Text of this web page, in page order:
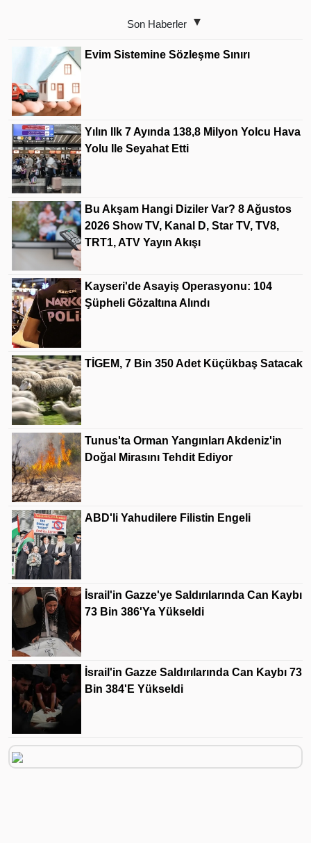
Son Haberler
Evim Sistemine Sözleşme Sınırı
Yılın Ilk 7 Ayında 138,8 Milyon Yolcu Hava
Yolu Ile Seyahat Etti
Bu Akşam Hangi Diziler Var? 8 Ağustos
2026 Show TV, Kanal D, Star TV, TV8,
TRT1, ATV Yayın Akışı
Kayseri'de Asayiş Operasyonu: 104
Şüpheli Gözaltına Alındı
TİGEM, 7 Bin 350 Adet Küçükbaş Satacak
Tunus'ta Orman Yangınları Akdeniz'in
Doğal Mirasını Tehdit Ediyor
ABD'li Yahudilere Filistin Engeli
İsrail'in Gazze'ye Saldırılarında Can Kaybı
73 Bin 386'ya Yükseldi
İsrail'in Gazze Saldırılarında Can Kaybı 73
Bin 384'e Yükseldi